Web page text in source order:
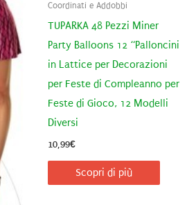
Coordinati e Addobbi
TUPARKA 48 Pezzi Miner
Party Balloons 12 “Palloncini
in Lattice per Decorazioni
per Feste di Compleanno per
Feste di Gioco, 12 Modelli
Diversi
10,99€
Scopri di più